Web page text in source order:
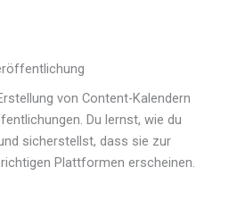
von Content-Kalendern
Du lernst, wie du
sicherstellst, dass sie zur
Plattformen erscheinen.